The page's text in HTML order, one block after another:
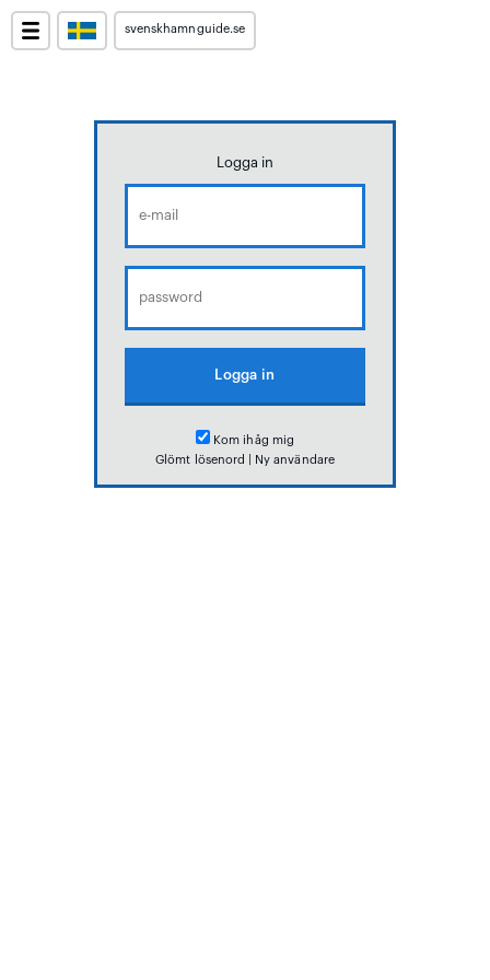
svenskhamnguide.se
Logga in
Kom ihåg mig
Glömt lösenord
Ny användare